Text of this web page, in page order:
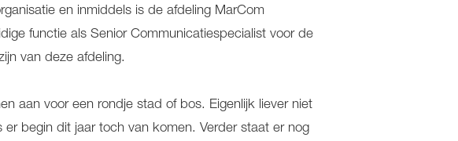
en inmiddels is de afdeling MarCom
functie als Senior Communicatiespecialist voor de
van deze afdeling.
aan voor een rondje stad of bos. Eigenlijk liever niet
begin dit jaar toch van komen. Verder staat er nog